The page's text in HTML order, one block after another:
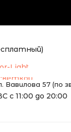
Вавилова 57 (по
с 11:00 до 20:00